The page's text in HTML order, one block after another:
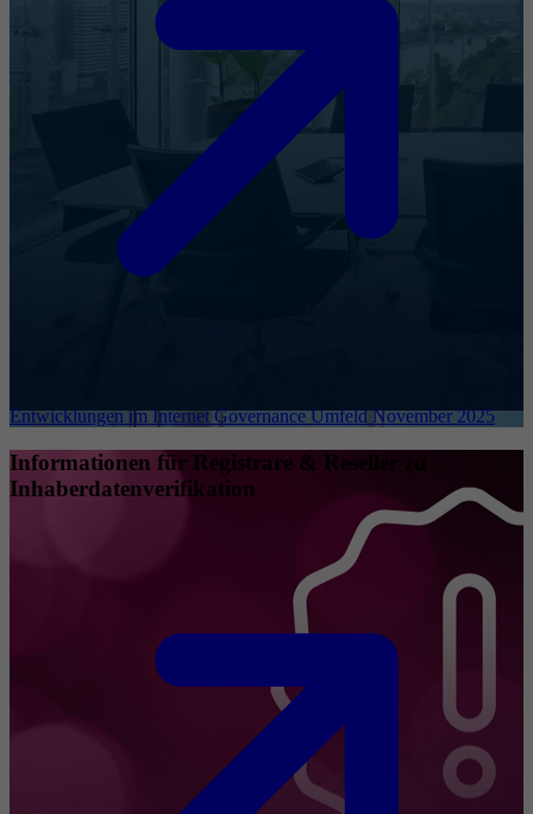
Entwicklungen im Internet Governance Umfeld November 2025
Informationen für Registrare & Reseller zu
Inhaberdatenverifikation